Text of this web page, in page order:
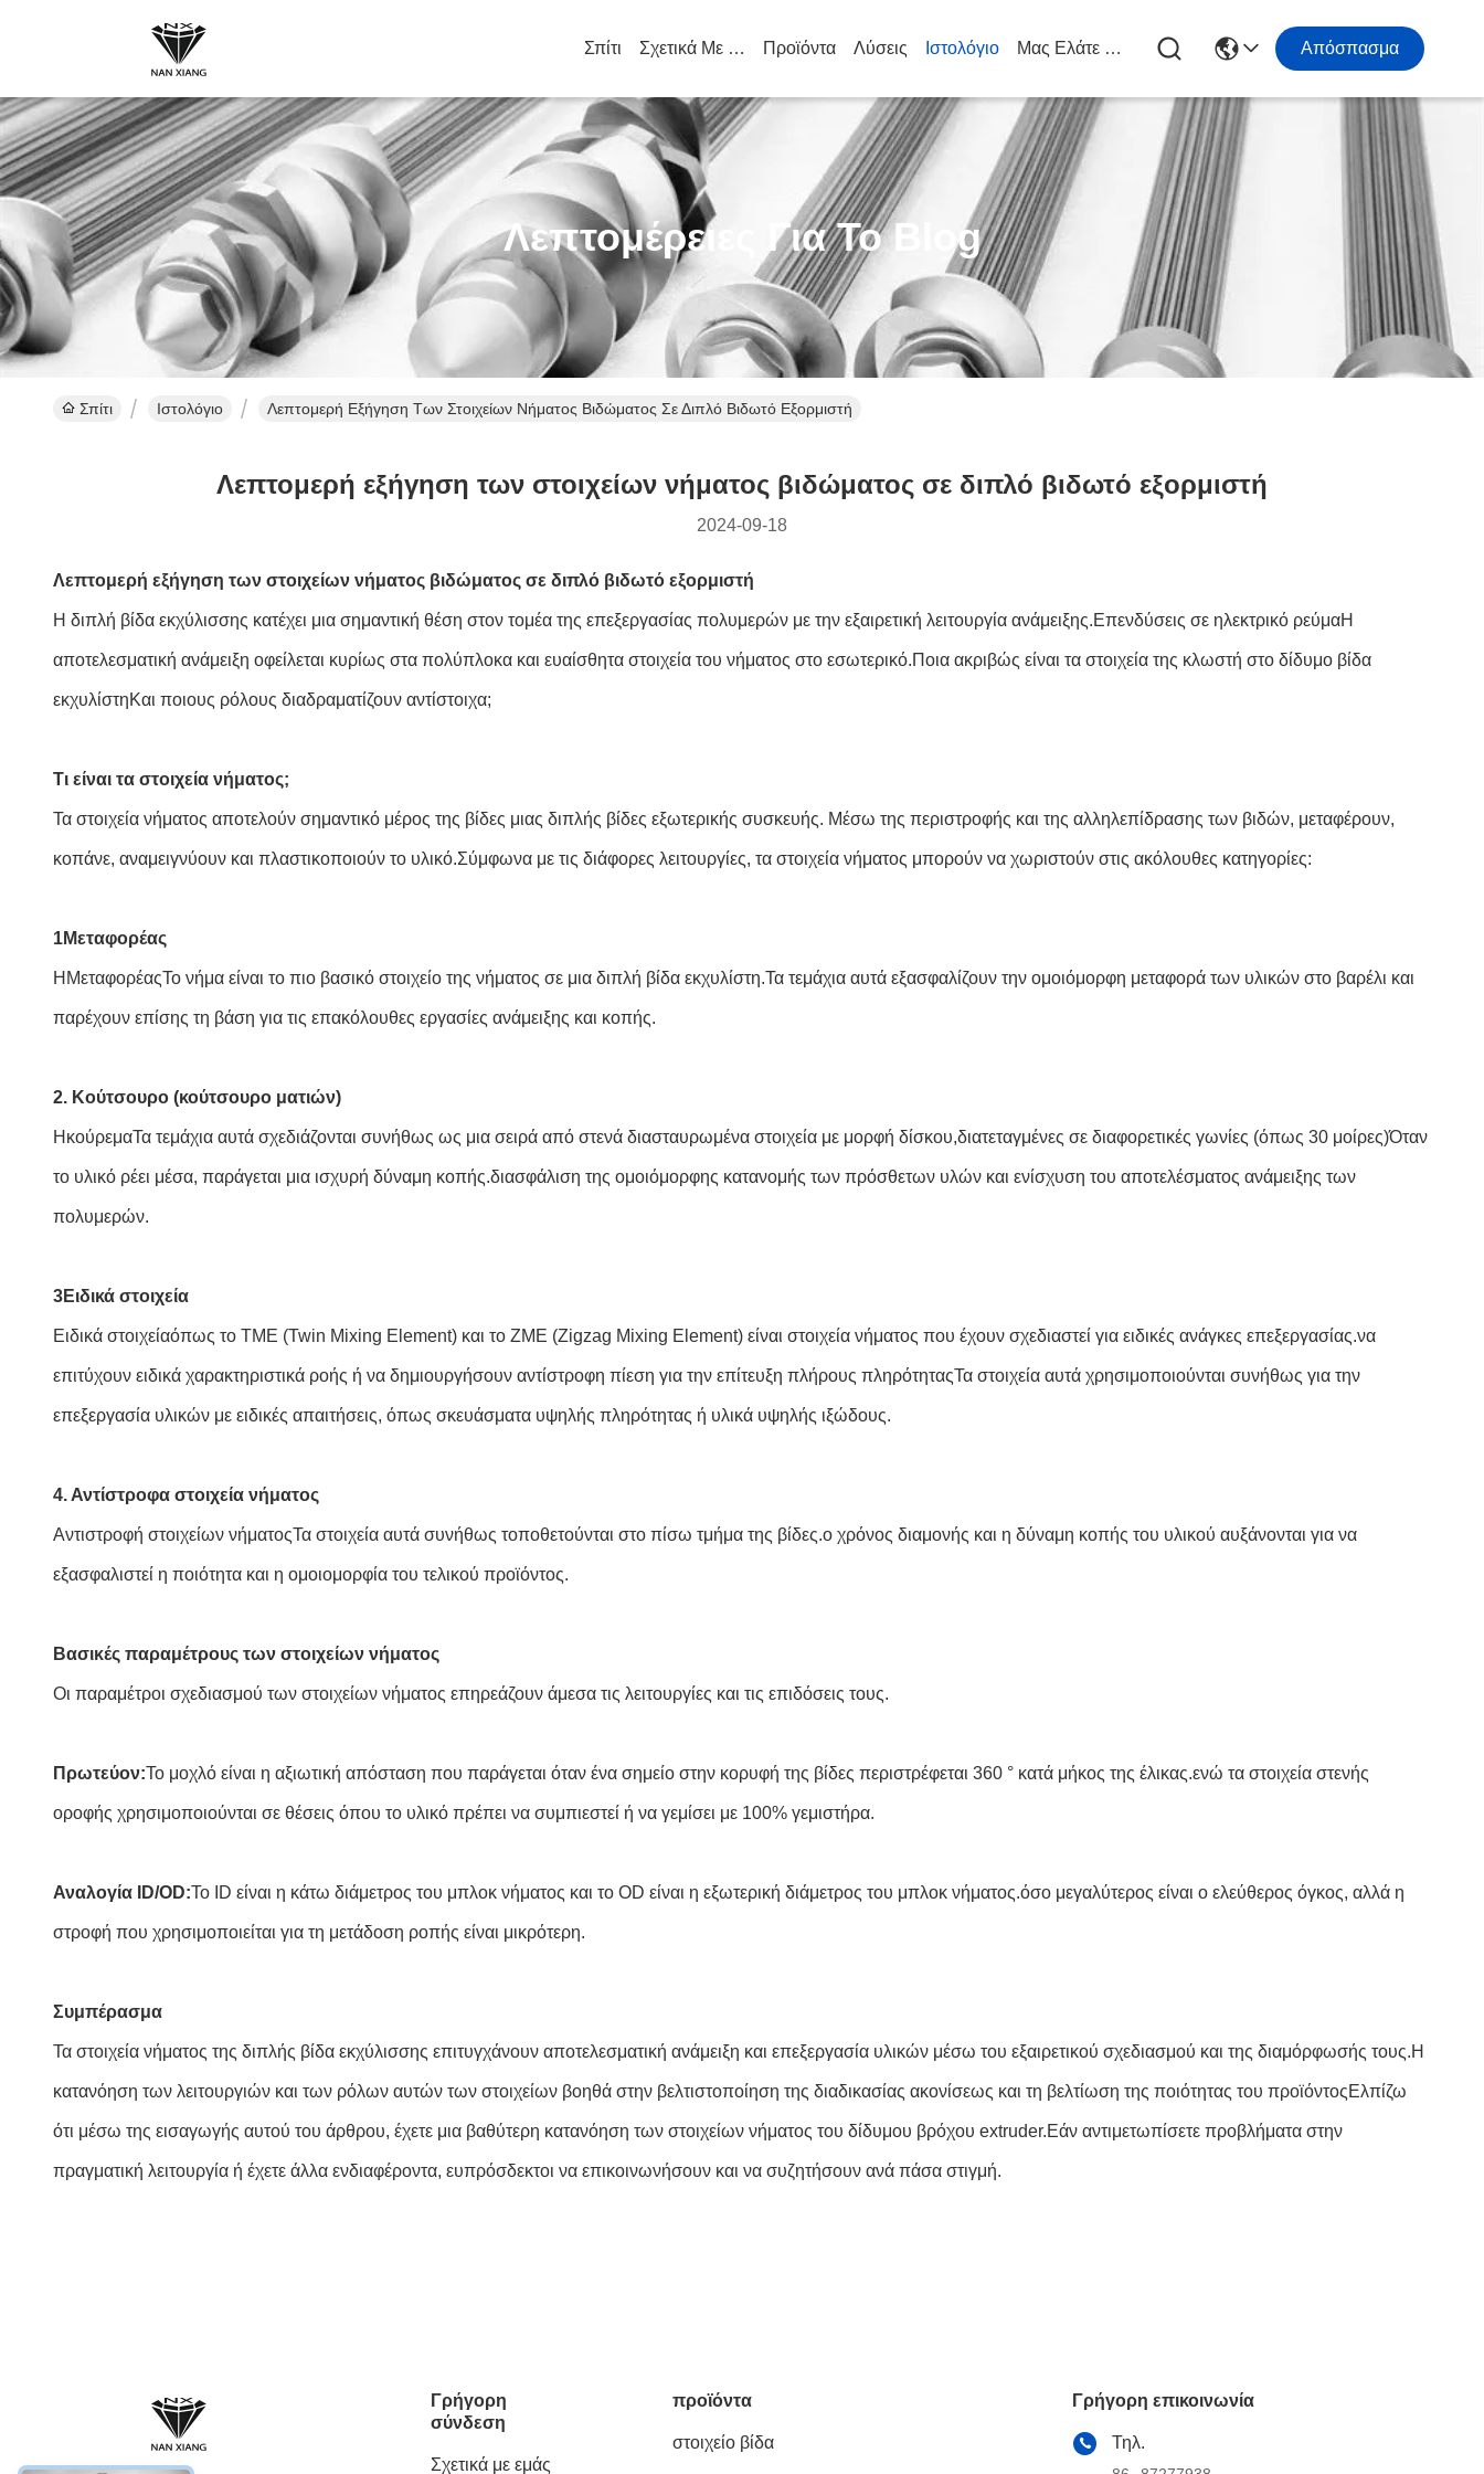
Σπίτι Σχετικά Με Εμάς Προϊόντα Λύσεις Ιστολόγιο Μας Ελάτε Σε Επαφή Με Απόσπασμα
Λεπτομέρειες Για Το Blog
Σπίτι Ιστολόγιο Λεπτομερή Εξήγηση Των Στοιχείων Νήματος Βιδώματος Σε Διπλό Βιδωτό Εξορμιστή
Λεπτομερή εξήγηση των στοιχείων νήματος βιδώματος σε διπλό βιδωτό εξορμιστή
2024-09-18
Λεπτομερή εξήγηση των στοιχείων νήματος βιδώματος σε διπλό βιδωτό εξορμιστή
Η διπλή βίδα εκχύλισσης κατέχει μια σημαντική θέση στον τομέα της επεξεργασίας πολυμερών με την εξαιρετική λειτουργία ανάμειξης.Επενδύσεις σε ηλεκτρικό ρεύμαΗ
αποτελεσματική ανάμειξη οφείλεται κυρίως στα πολύπλοκα και ευαίσθητα στοιχεία του νήματος στο εσωτερικό.Ποια ακριβώς είναι τα στοιχεία της κλωστή στο δίδυμο βίδα
εκχυλίστηΚαι ποιους ρόλους διαδραματίζουν αντίστοιχα;
Τι είναι τα στοιχεία νήματος;
Τα στοιχεία νήματος αποτελούν σημαντικό μέρος της βίδες μιας διπλής βίδες εξωτερικής συσκευής. Μέσω της περιστροφής και της αλληλεπίδρασης των βιδών, μεταφέρουν,
κοπάνε, αναμειγνύουν και πλαστικοποιούν το υλικό.Σύμφωνα με τις διάφορες λειτουργίες, τα στοιχεία νήματος μπορούν να χωριστούν στις ακόλουθες κατηγορίες:
1Μεταφορέας
Η ΜεταφορέαςΤο νήμα είναι το πιο βασικό στοιχείο της νήματος σε μια διπλή βίδα εκχυλίστη.Τα τεμάχια αυτά εξασφαλίζουν την ομοιόμορφη μεταφορά των υλικών στο βαρέλι και
παρέχουν επίσης τη βάση για τις επακόλουθες εργασίες ανάμειξης και κοπής.
2. Κούτσουρο (κούτσουρο ματιών)
Η κούρεμαΤα τεμάχια αυτά σχεδιάζονται συνήθως ως μια σειρά από στενά διασταυρωμένα στοιχεία με μορφή δίσκου,διατεταγμένες σε διαφορετικές γωνίες (όπως 30 μοίρες)Όταν
το υλικό ρέει μέσα, παράγεται μια ισχυρή δύναμη κοπής.διασφάλιση της ομοιόμορφης κατανομής των πρόσθετων υλών και ενίσχυση του αποτελέσματος ανάμειξης των
πολυμερών.
3Ειδικά στοιχεία
Ειδικά στοιχείαόπως το TME (Twin Mixing Element) και το ZME (Zigzag Mixing Element) είναι στοιχεία νήματος που έχουν σχεδιαστεί για ειδικές ανάγκες επεξεργασίας.να
επιτύχουν ειδικά χαρακτηριστικά ροής ή να δημιουργήσουν αντίστροφη πίεση για την επίτευξη πλήρους πληρότηταςΤα στοιχεία αυτά χρησιμοποιούνται συνήθως για την
επεξεργασία υλικών με ειδικές απαιτήσεις, όπως σκευάσματα υψηλής πληρότητας ή υλικά υψηλής ιξώδους.
4. Αντίστροφα στοιχεία νήματος
Αντιστροφή στοιχείων νήματοςΤα στοιχεία αυτά συνήθως τοποθετούνται στο πίσω τμήμα της βίδες.ο χρόνος διαμονής και η δύναμη κοπής του υλικού αυξάνονται για να
εξασφαλιστεί η ποιότητα και η ομοιομορφία του τελικού προϊόντος.
Βασικές παραμέτρους των στοιχείων νήματος
Οι παραμέτροι σχεδιασμού των στοιχείων νήματος επηρεάζουν άμεσα τις λειτουργίες και τις επιδόσεις τους.
Πρωτεύον:Το μοχλό είναι η αξιωτική απόσταση που παράγεται όταν ένα σημείο στην κορυφή της βίδες περιστρέφεται 360 ° κατά μήκος της έλικας.ενώ τα στοιχεία στενής
οροφής χρησιμοποιούνται σε θέσεις όπου το υλικό πρέπει να συμπιεστεί ή να γεμίσει με 100% γεμιστήρα.
Αναλογία ID/OD:Το ID είναι η κάτω διάμετρος του μπλοκ νήματος και το OD είναι η εξωτερική διάμετρος του μπλοκ νήματος.όσο μεγαλύτερος είναι ο ελεύθερος όγκος, αλλά η
στροφή που χρησιμοποιείται για τη μετάδοση ροπής είναι μικρότερη.
Συμπέρασμα
Τα στοιχεία νήματος της διπλής βίδα εκχύλισσης επιτυγχάνουν αποτελεσματική ανάμειξη και επεξεργασία υλικών μέσω του εξαιρετικού σχεδιασμού και της διαμόρφωσής τους.Η
κατανόηση των λειτουργιών και των ρόλων αυτών των στοιχείων βοηθά στην βελτιστοποίηση της διαδικασίας ακονίσεως και τη βελτίωση της ποιότητας του προϊόντοςΕλπίζω
ότι μέσω της εισαγωγής αυτού του άρθρου, έχετε μια βαθύτερη κατανόηση των στοιχείων νήματος του δίδυμου βρόχου extruder.Εάν αντιμετωπίσετε προβλήματα στην
πραγματική λειτουργία ή έχετε άλλα ενδιαφέροντα, ευπρόσδεκτοι να επικοινωνήσουν και να συζητήσουν ανά πάσα στιγμή.
Γρήγορη
σύνδεση
Σχετικά με εμάς
προϊόντα
στοιχείο βίδα
Γρήγορη επικοινωνία
Τηλ.